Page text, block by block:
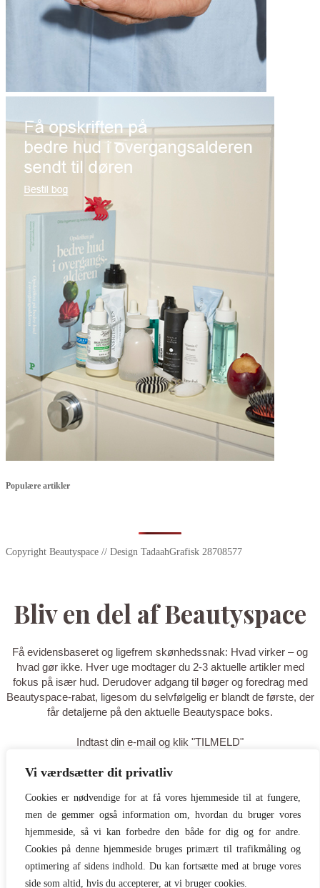
Vi værdsætter dit privatliv
Cookies er nødvendige for at få vores hjemmeside til at fungere,
men de gemmer også information om, hvordan du bruger vores
hjemmeside, så vi kan forbedre den både for dig og for andre.
Cookies på denne hjemmeside bruges primært til trafikmåling og
optimering af sidens indhold. Du kan fortsætte med at bruge vores
side som altid, hvis du accepterer, at vi bruger cookies.
Populære artikler
Copyright Beautyspace // Design TadaahGrafisk 28708577
Bliv en del af Beautyspace
Få evidensbaseret og ligefrem skønhedssnak: Hvad virker – og
hvad gør ikke. Hver uge modtager du 2-3 aktuelle artikler med
fokus på især hud. Derudover adgang til bøger og foredrag med
Beautyspace-rabat, ligesom du selvfølgelig er blandt de første, der
får detaljerne på den aktuelle Beautyspace boks.
Indtast din e-mail og klik "TILMELD"
TILMELD
Tak for din tilmelding - du er nu på
listen! Tilføj gerne
hello@beautyspace.dk til dine